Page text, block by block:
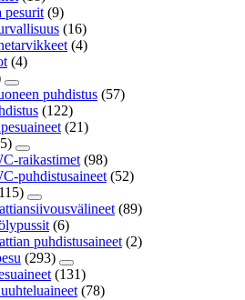
pesurit (9)
(16)
(4)
(4)
puhdistus (57)
(122)
(21)
raikastimet (98)
puhdistusaineet (52)
(89)
(6)
puhdistusaineet (2)
(293)
(131)
(78)